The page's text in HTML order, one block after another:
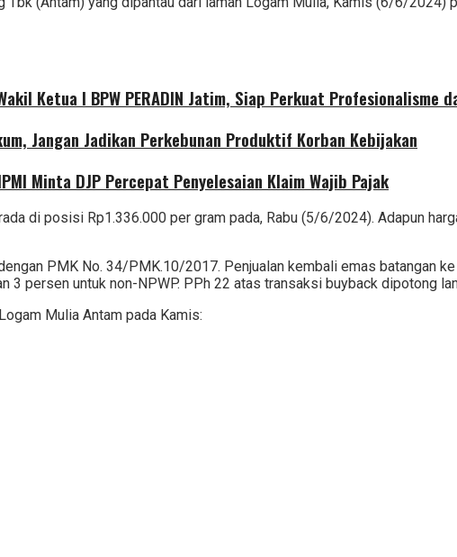
Ketua I BPW PERADIN Jatim, Siap Perkuat Profesionalisme
Jangan Jadikan Perkebunan Produktif Korban Kebijakan
Minta DJP Percepat Penyelesaian Klaim Wajib Pajak
di posisi Rp1.336.000 per gram pada, Rabu (5/6/2024). Adapun
PMK No. 34/PMK.10/2017. Penjualan kembali emas batangan
3 persen untuk non-NPWP. PPh 22 atas transaksi buyback dipotong
Mulia Antam pada Kamis: